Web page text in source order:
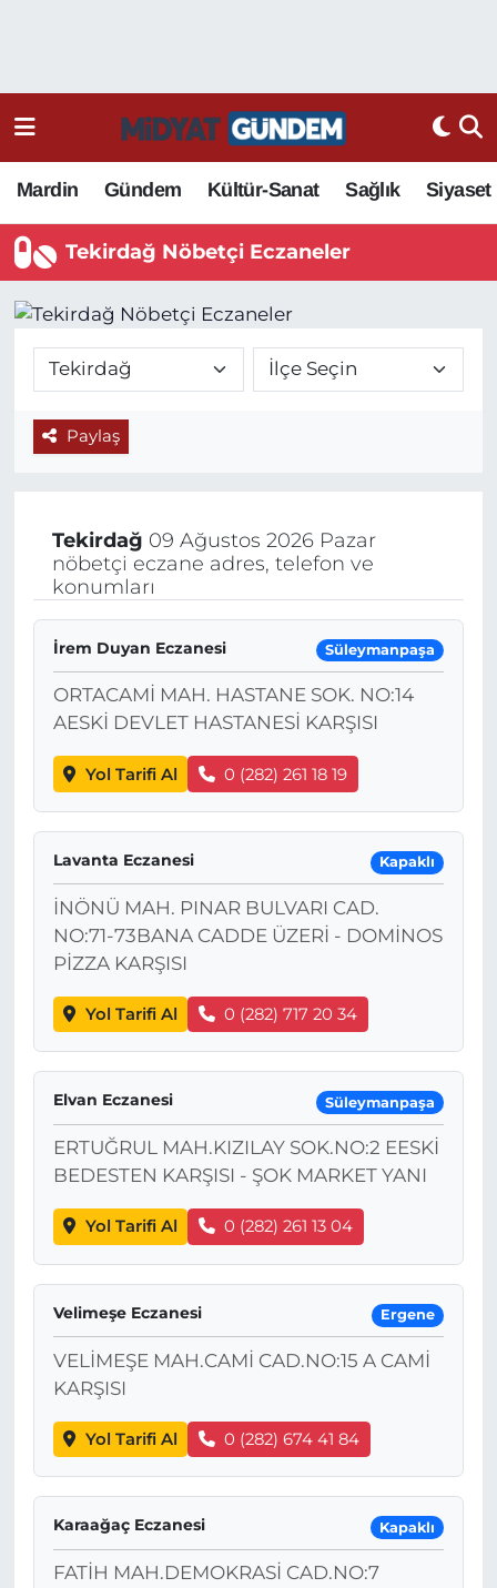
Mardin Gündem Kültür-Sanat Sağlık Siyaset
Tekirdağ Nöbetçi Eczaneler
Paylaş
Tekirdağ 09 Ağustos 2026 Pazar
nöbetçi eczane adres, telefon ve
konumları
İrem Duyan Eczanesi Süleymanpaşa
ORTACAMİ MAH. HASTANE SOK. NO:14
AESKİ DEVLET HASTANESİ KARŞISI
Yol Tarifi Al 0 (282) 261 18 19
Lavanta Eczanesi Kapaklı
İNÖNÜ MAH. PINAR BULVARI CAD.
NO:71-73BANA CADDE ÜZERİ - DOMİNOS
PİZZA KARŞISI
Yol Tarifi Al 0 (282) 717 20 34
Elvan Eczanesi Süleymanpaşa
ERTUĞRUL MAH.KIZILAY SOK.NO:2 EESKİ
BEDESTEN KARŞISI - ŞOK MARKET YANI
Yol Tarifi Al 0 (282) 261 13 04
Velimeşe Eczanesi Ergene
VELİMEŞE MAH.CAMİ CAD.NO:15 A CAMİ
KARŞISI
Yol Tarifi Al 0 (282) 674 41 84
Karaağaç Eczanesi Kapaklı
FATİH MAH.DEMOKRASİ CAD.NO:7